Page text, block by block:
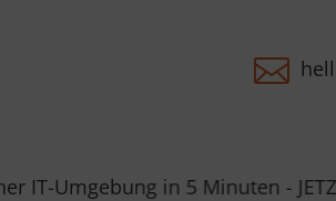

5 Minuten - JETZT